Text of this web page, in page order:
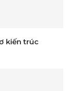
kiến ​​trúc